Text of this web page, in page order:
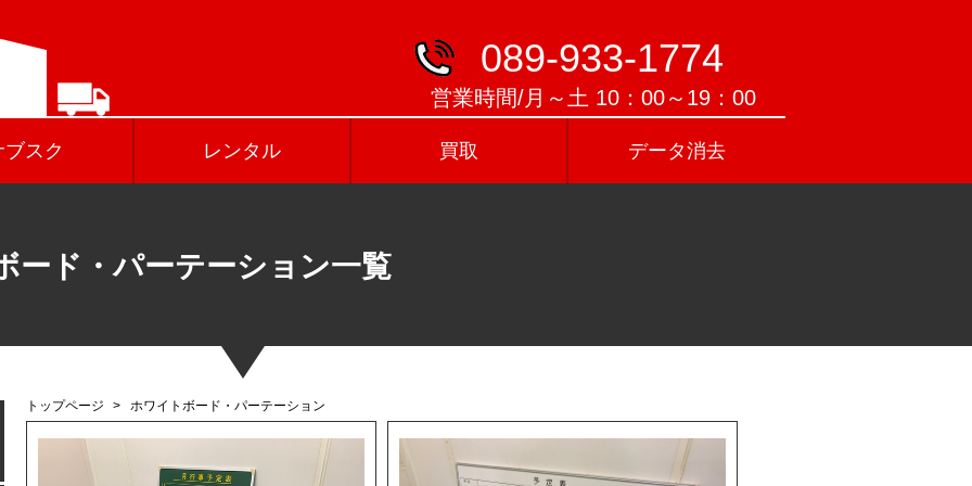
089-933-1774
営業時間/月～土 10：00～19：00
ブスク レンタル 買取 データ消去
ード・パーテーション一覧
トップページ ホワイトボード・パーテーション